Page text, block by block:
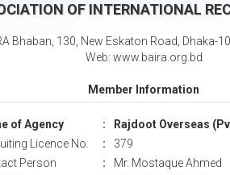
OF INTERNATIONAL
Bhaban, 130, New Eskaton Road, Dhaka-
Web: www.baira.org.bd
Member Information
of Agency :
Rajdoot Overseas
Licence No.
:
379
Person
:
Mr. Mostaque Ahmed